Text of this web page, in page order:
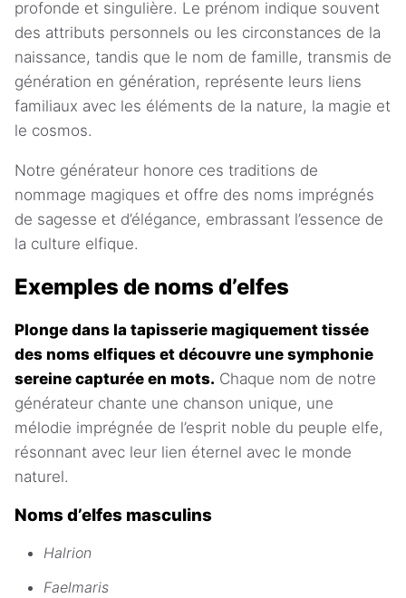
profonde et singulière. Le prénom indique souvent
des attributs personnels ou les circonstances de la
naissance, tandis que le nom de famille, transmis de
génération en génération, représente leurs liens
familiaux avec les éléments de la nature, la magie et
le cosmos.
Notre générateur honore ces traditions de
nommage magiques et offre des noms imprégnés
de sagesse et d’élégance, embrassant l’essence de
la culture elfique.
Exemples de noms d’elfes
Plonge dans la tapisserie magiquement tissée
des noms elfiques et découvre une symphonie
sereine capturée en mots. Chaque nom de notre
générateur chante une chanson unique, une
mélodie imprégnée de l’esprit noble du peuple elfe,
résonnant avec leur lien éternel avec le monde
naturel.
Noms d’elfes masculins
Halrion
Faelmaris